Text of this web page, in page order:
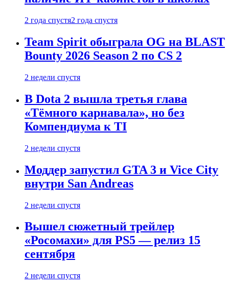
2 года спустя2 года спустя
Team Spirit обыграла OG на BLAST
Bounty 2026 Season 2 по CS 2
2 недели спустя
В Dota 2 вышла третья глава
«Тёмного карнавала», но без
Компендиума к TI
2 недели спустя
Моддер запустил GTA 3 и Vice City
внутри San Andreas
2 недели спустя
Вышел сюжетный трейлер
«Росомахи» для PS5 — релиз 15
сентября
2 недели спустя